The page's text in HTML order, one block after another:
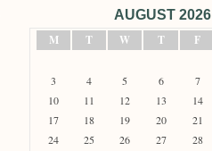
AUGUST 2026
M
T W T F
3
4 5 6 7
10
11 12 13 14
17
18 19 20 21
24
25 26 27 28